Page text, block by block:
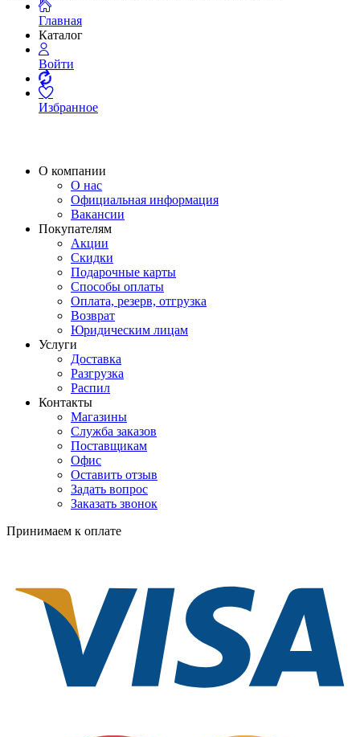
Главная
Каталог
Войти
Избранное
О компании
О нас
Официальная информация
Вакансии
Покупателям
Акции
Скидки
Подарочные карты
Способы оплаты
Оплата, резерв, отгрузка
Возврат
Юридическим лицам
Услуги
Доставка
Разгрузка
Распил
Контакты
Магазины
Служба заказов
Поставщикам
Офис
Оставить отзыв
Задать вопрос
Заказать звонок
Принимаем к оплате